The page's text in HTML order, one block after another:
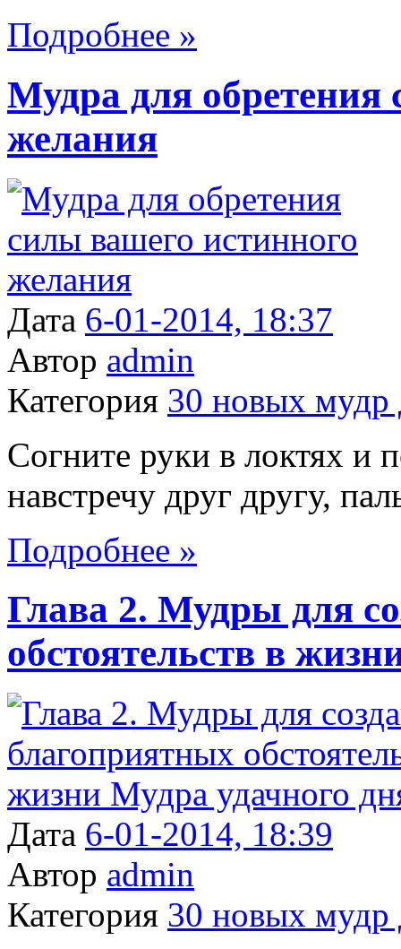
Подробнее »
Мудра для обретения
желания
Дата 6-01-2014, 18:37
Автор admin
Категория 30 новых мудр
Согните руки в локтях и
навстречу друг другу,
Подробнее »
Глава 2. Мудры для
обстоятельств в
Дата 6-01-2014, 18:39
Автор admin
Категория 30 новых мудр